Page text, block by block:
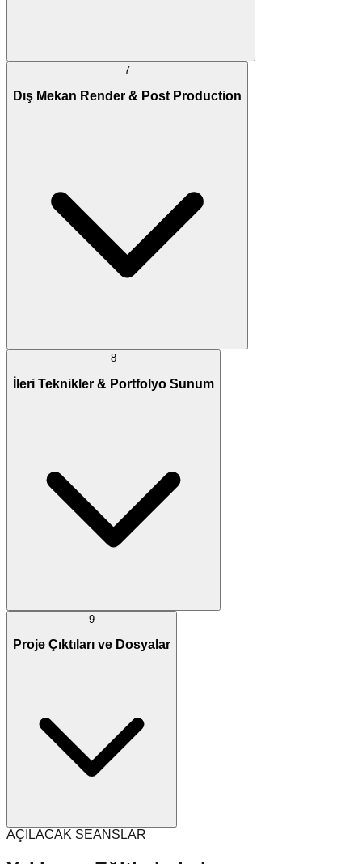
7
Dış Mekan Render & Post Production
8
İleri Teknikler & Portfolyo Sunum
9
Proje Çıktıları ve Dosyalar
AÇILACAK SEANSLAR